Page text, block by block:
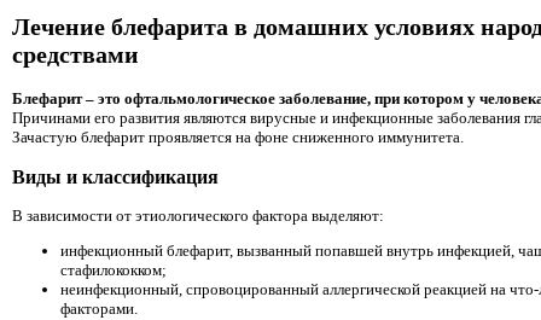
Лечение блефарита в домашних условиях
средствами
Блефарит – это офтальмологическое заболевание, при котором у
Причинами его развития являются вирусные и инфекционные заболевания
Зачастую блефарит проявляется на фоне сниженного иммунитета.
Виды и классификация
В зависимости от этиологического фактора выделяют:
инфекционный блефарит, вызванный попавшей внутрь инфекцией,
стафилококком;
неинфекционный, спровоцированный аллергической реакцией на
факторами.